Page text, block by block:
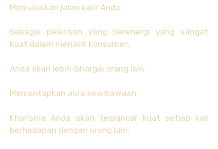
Memuluskan jalan karir Anda.
Sebagai pelarisan yang berenergi yang sangat
kuat dalam menarik konsumen.
Anda akan lebih dihargai orang lain.
Memantapkan aura kewibawaan.
Kharisma Anda akan terpancar kuat setiap kali
berhadapan dengan orang lain.